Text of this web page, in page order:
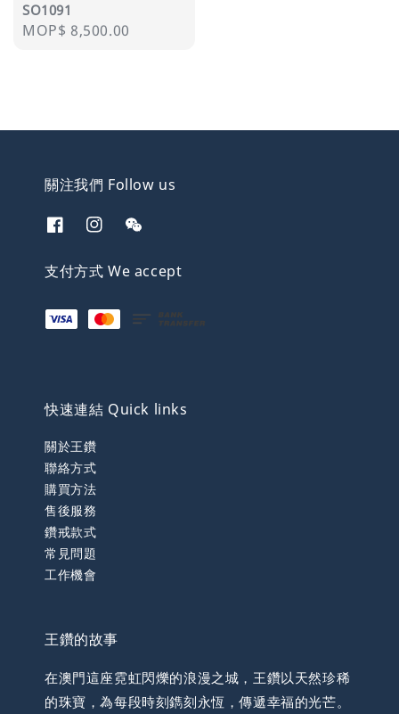
SO1091
Regular
MOP$ 8,500.00
關注我們 Follow us
支付方式 We accept
快速連結 Quick links
關於王鑽
聯絡方式
購買方法
售後服務
鑽戒款式
常見問題
工作機會
王鑽的故事
在澳門這座霓虹閃爍的浪漫之城，王鑽以天然珍稀
的珠寶，為每段時刻鐫刻永恆，傳遞幸福的光芒。